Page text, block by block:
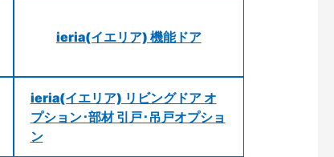
ieria(イエリア) 機能ドア
ieria(イエリア) リビングドア オ
プション･部材 引戸･吊戸オプショ
ン